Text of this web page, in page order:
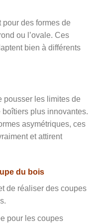
des formes de
ou l’ovale. Ces
bien à différents
pousser les limites de
boîtiers plus innovantes.
asymétriques, ces
et attirent
du bois
de réaliser des coupes
pour les coupes